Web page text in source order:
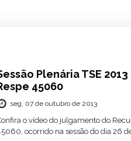
Plenária TSE
45060
seg, 07 de outubro de 2013
o vídeo do julgamento do
ocorrido na sessão do dia 26